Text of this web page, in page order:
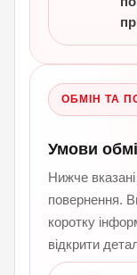
ОБМІН ТА
Умови
Нижче
повернення.
коротку
відкрити